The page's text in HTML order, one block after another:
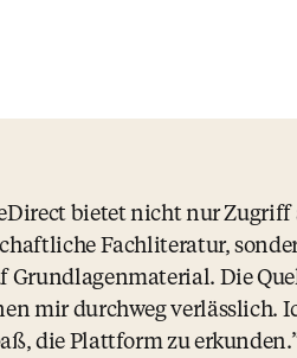
bietet nicht nur Zugriff
Fachliteratur,
Grundlagenmaterial. Die
mir durchweg verlässlich.
die Plattform zu erkunden.